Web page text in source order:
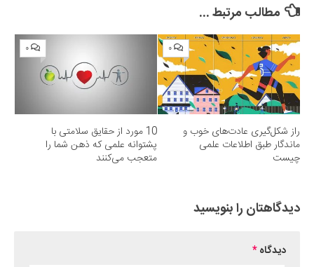
مطالب مرتبط ...
۰
راز شکل‌گیری عادت‌های خوب و
ماندگار طبق اطلاعات علمی
چیست
۰
10 مورد از حقایق سلامتی با
پشتوانه علمی که ذهن شما را
متعجب می‌کنند
دیدگاهتان را بنویسید
دیدگاه*